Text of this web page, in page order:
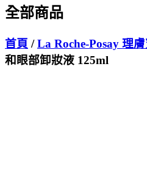
全部商品
首頁 /La Roche-Posay 理
和眼部卸妝液 125ml